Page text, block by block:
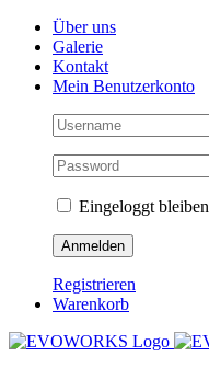
Skip
content
Facebook
Instagram
YouTubeÜber uns
Galerie
Kontakt
Mein Benutzerkonto
Eingeloggt bleiben
Registrieren
Warenkorb